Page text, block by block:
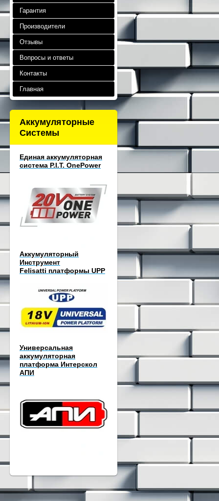
Гарантия
Производители
Отзывы
Вопросы и ответы
Контакты
Главная
Аккумуляторные
Системы
Единая аккумуляторная
система P.I.T. OnePower
Аккумуляторный
Инструмент
Felisatti платформы UPP
Универсальная
аккумуляторная
платформа Интерскол
АПИ